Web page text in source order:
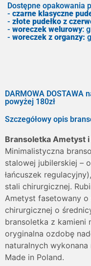
Dostępne opakowania
- czarne klasyczne
- złote pudełko z
- woreczek welurowy:
- woreczek z organzy:
DARMOWA DOSTAWA
powyżej 180zł
Szczegółowy opis
Bransoletka Ametyst i
Minimalistyczna
stalowej jubilerskiej –
łańcuszek
stali chirurgicznej.
Ametyst fasetowany
chirurgicznej o
bransoletka z kamieni
oryginalna ozdobę
naturalnych
Made in Poland.